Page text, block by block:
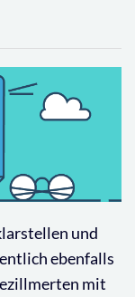
und
ebenfalls
mit